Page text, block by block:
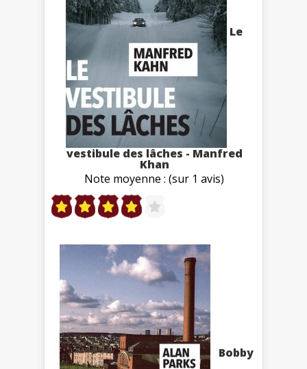
Le
vestibule des lâches - Manfred
Khan
Note moyenne : (sur 1 avis)
Bobby